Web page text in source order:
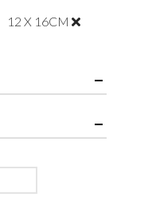
12 X 16CM